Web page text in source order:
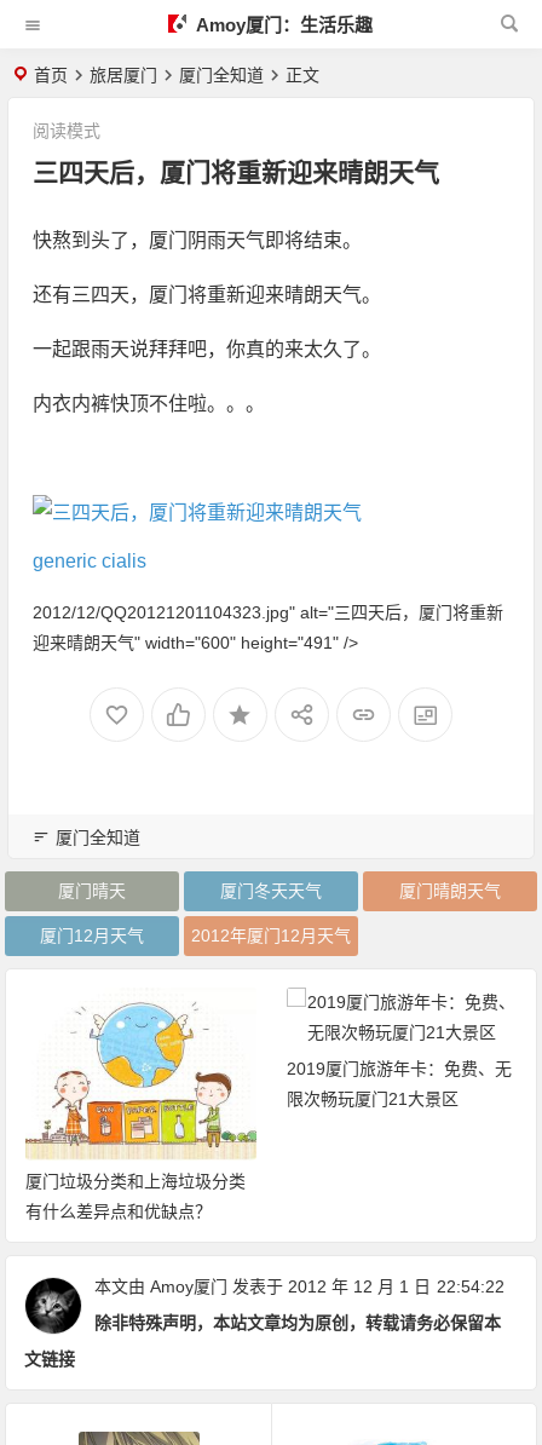
Amoy厦门：生活乐趣
首页 旅居厦门 厦门全知道 正文
三四天后，厦门将重新迎来晴朗天气
阅读模式
快熬到头了，厦门阴雨天气即将结束。
还有三四天，厦门将重新迎来晴朗天气。
一起跟雨天说拜拜吧，你真的来太久了。
内衣内裤快顶不住啦。。。
generic cialis
2012/12/QQ20121201104323.jpg" alt="三四天后，厦门将重新
迎来晴朗天气" width="600" height="491" />
厦门全知道
厦门晴天 厦门冬天天气 厦门晴朗天气
厦门12月天气 2012年厦门12月天气
厦门垃圾分类和上海垃圾分类
有什么差异点和优缺点？
2019厦门旅游年卡：免费、无
限次畅玩厦门21大景区
本文由Amoy厦门 发表于 2012 年 12 月 1 日 22:54:22
除非特殊声明，本站文章均为原创，转载请务必保留本
文链接